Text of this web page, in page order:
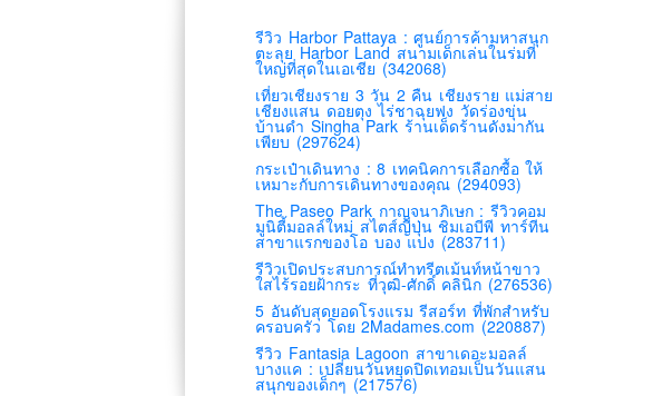
รีวิว Harbor Pattaya : ศูนย์การค้ามหาสนุก
ตะลุย Harbor Land สนามเด็กเล่นในร่มที่
ใหญ่ที่สุดในเอเชีย (342068)
เที่ยวเชียงราย 3 วัน 2 คืน เชียงราย แม่สาย
เชียงแสน ดอยตุง ไร่ชาฉุยฟง วัดร่องขุ่น
บ้านดำ Singha Park ร้านเด็ดร้านดังมากัน
เพียบ (297624)
กระเป๋าเดินทาง : 8 เทคนิคการเลือกซื้อ ให้
เหมาะกับการเดินทางของคุณ (294093)
The Paseo Park กาญจนาภิเษก : รีวิวคอม
มูนิตี้มอลล์ใหม่ สไตส์ญี่ปุ่น ชิมเอบีพี ทาร์ทีน
สาขาแรกของโอ บอง แปง (283711)
รีวิวเปิดประสบการณ์ทำทรีตเม้นท์หน้าขาว
ใสไร้รอยฝ้ากระ ที่วุฒิ-ศักดิ์ คลินิก (276536)
5 อันดับสุดยอดโรงแรม รีสอร์ท ที่พักสำหรับ
ครอบครัว โดย 2Madames.com (220887)
รีวิว Fantasia Lagoon สาขาเดอะมอลล์
บางแค : เปลี่ยนวันหยุดปิดเทอมเป็นวันแสน
สนุกของเด็กๆ (217576)